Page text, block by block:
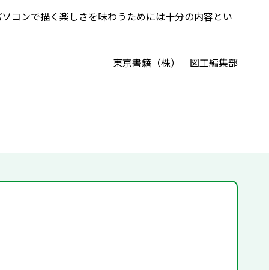
コンで描く楽しさを味わうためには十分の内容とい
東京書籍（株） 図工編集部